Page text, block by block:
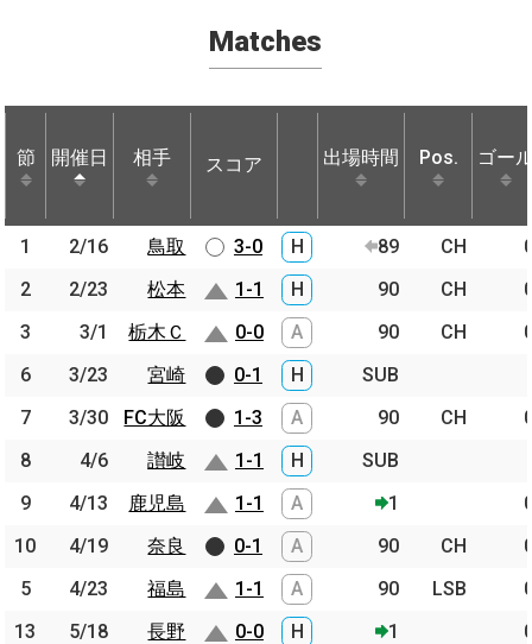
Matches
節 開催日 相手 スコア 出場時間 Pos. ゴー
節 開催日 相手 スコア 出場時間 Pos. ゴー
1 2/16 鳥取 3-0 H 89 CH
2
2/23 松本 1-1 H 90 CH
3
3/1 栃木Ｃ 0-0 A 90 CH
6
3/23 宮崎 0-1 H
SUB
7
3/30 FC大阪 1-3 A 90 CH
8
4/6 讃岐 1-1 H
SUB
9
4/13 鹿児島 1-1 A 1
10
4/19 奈良 0-1 A 90 CH
5
4/23 福島 1-1 A 90 LSB
13
5/18 長野 0-0 H 1
節 開催日 相手
1 2/16
鳥取
2
2/23
松本
3
3/1
栃木Ｃ
6
3/23
宮崎
7
3/30
FC大阪
8
4/6
讃岐
9
4/13
鹿児島
10
4/19
奈良
5
4/23
福島
13
5/18
長野